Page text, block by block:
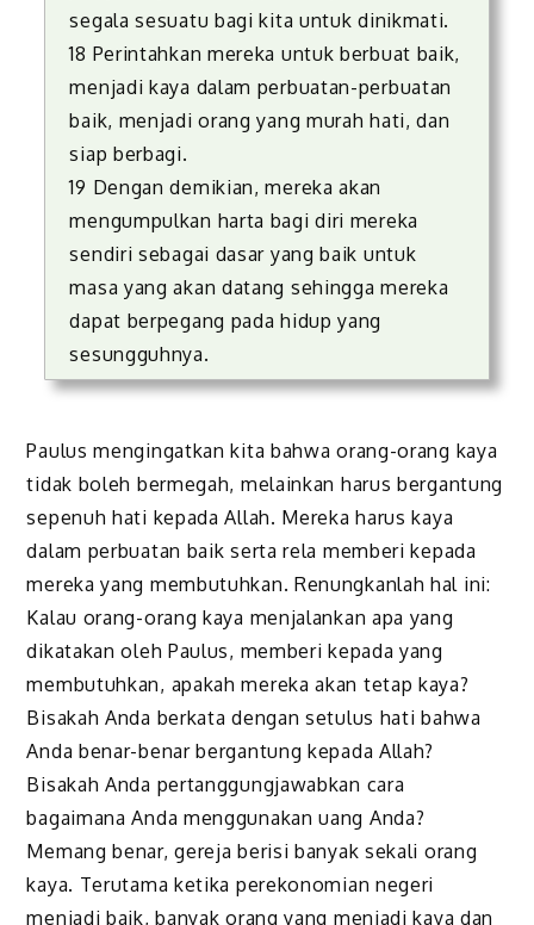
segala sesuatu bagi kita untuk dinikmati.
18 Perintahkan mereka untuk berbuat baik,
menjadi kaya dalam perbuatan-perbuatan
baik, menjadi orang yang murah hati, dan
siap berbagi.
19 Dengan demikian, mereka akan
mengumpulkan harta bagi diri mereka
sendiri sebagai dasar yang baik untuk
masa yang akan datang sehingga mereka
dapat berpegang pada hidup yang
sesungguhnya.
Paulus mengingatkan kita bahwa orang-orang kaya
tidak boleh bermegah, melainkan harus bergantung
sepenuh hati kepada Allah. Mereka harus kaya
dalam perbuatan baik serta rela memberi kepada
mereka yang membutuhkan. Renungkanlah hal ini:
Kalau orang-orang kaya menjalankan apa yang
dikatakan oleh Paulus, memberi kepada yang
membutuhkan, apakah mereka akan tetap kaya?
Bisakah Anda berkata dengan setulus hati bahwa
Anda benar-benar bergantung kepada Allah?
Bisakah Anda pertanggungjawabkan cara
bagaimana Anda menggunakan uang Anda?
Memang benar, gereja berisi banyak sekali orang
kaya. Terutama ketika perekonomian negeri
menjadi baik, banyak orang yang menjadi kaya dan